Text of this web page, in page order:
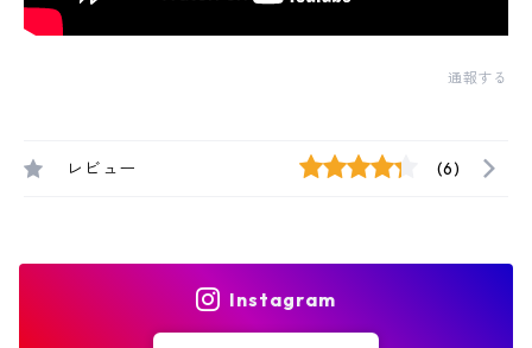
通報する
レビュー (6)
Instagram